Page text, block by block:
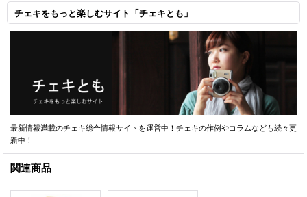
チェキをもっと楽しむサイト「チェキとも」
最新情報満載のチェキ総合情報サイトを運営中！チェキの作例やコラムなども続々更
新中！
関連商品